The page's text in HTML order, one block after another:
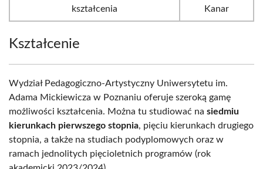
kształcenia
Kanar
Kształcenie
Wydział Pedagogiczno-Artystyczny Uniwersytetu im.
Adama Mickiewicza w Poznaniu oferuje szeroką gamę
możliwości kształcenia. Można tu studiować na siedmiu
kierunkach pierwszego stopnia, pięciu kierunkach drugiego
stopnia, a także na studiach podyplomowych oraz w
ramach jednolitych pięcioletnich programów (rok